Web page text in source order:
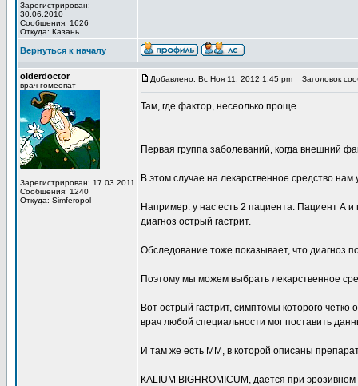
Зарегистрирован:
30.06.2010
Сообщения: 1626
Откуда: Казань
Вернуться к началу
olderdoctor
врач-гомеопат
Зарегистрирован: 17.03.2011
Сообщения: 1240
Откуда: Simferopol
Добавлено: Вс Ноя 11, 2012 1:45 pm Заголовок
Там, где фактор, несеолько проще...
Первая группа заболеваний, когда внешний
В этом случае на лекарственное средство
Например: у нас есть 2 пациента. Пациент А и
диагноз острый гастрит.
Обследование тоже показывает, что диагноз
Поэтому мы можем выбрать лекарственное
Вот острый гастрит, симптомы которого
врач любой специальности мог поставить
И там же есть ММ, в которой описаны
КALIUM BIGHROMICUM, дается при